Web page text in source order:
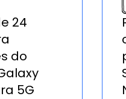
24
do
5G